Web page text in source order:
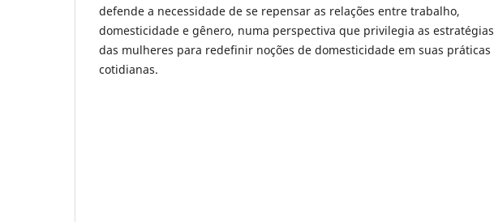
defende a necessidade de se repensar as relações entre trabalho,
domesticidade e gênero, numa perspectiva que privilegia as estratégias
das mulheres para redefinir noções de domesticidade em suas práticas
cotidianas.